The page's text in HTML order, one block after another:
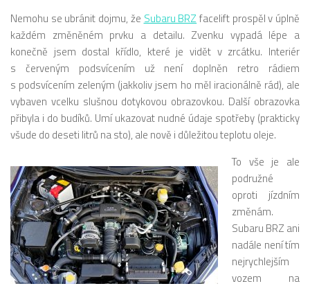
Nemohu se ubránit dojmu, že Subaru BRZ facelift prospěl v úplně
každém změněném prvku a detailu. Zvenku vypadá lépe a
konečně jsem dostal křídlo, které je vidět v zrcátku. Interiér
s červeným podsvícením už není doplněn retro rádiem
s podsvícením zeleným (jakkoliv jsem ho měl iracionálně rád), ale
vybaven vcelku slušnou dotykovou obrazovkou. Další obrazovka
přibyla i do budíků. Umí ukazovat nudné údaje spotřeby (prakticky
všude do deseti litrů na sto), ale nově i důležitou teplotu oleje.
To vše je ale
podružné
oproti jízdním
změnám.
Subaru BRZ ani
nadále není tím
nejrychlejším
vozem na